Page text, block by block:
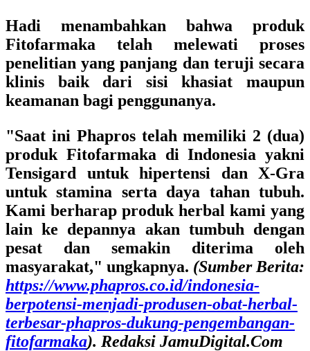
Hadi menambahkan bahwa produk
Fitofarmaka telah melewati proses
penelitian yang panjang dan teruji secara
klinis baik dari sisi khasiat maupun
keamanan bagi penggunanya.
"Saat ini Phapros telah memiliki 2 (dua)
produk Fitofarmaka di Indonesia yakni
Tensigard untuk hipertensi dan X-Gra
untuk stamina serta daya tahan tubuh.
Kami berharap produk herbal kami yang
lain ke depannya akan tumbuh dengan
pesat dan semakin diterima oleh
masyarakat," ungkapnya. (Sumber Berita:
https://www.phapros.co.id/indonesia-
berpotensi-menjadi-produsen-obat-herbal-
terbesar-phapros-dukung-pengembangan-
fitofarmaka). Redaksi JamuDigital.Com